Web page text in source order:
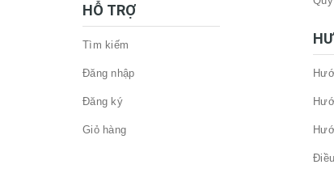
HỖ TRỢ
Tìm kiếm
Đăng nhập
Đăng ký
Giỏ hàng